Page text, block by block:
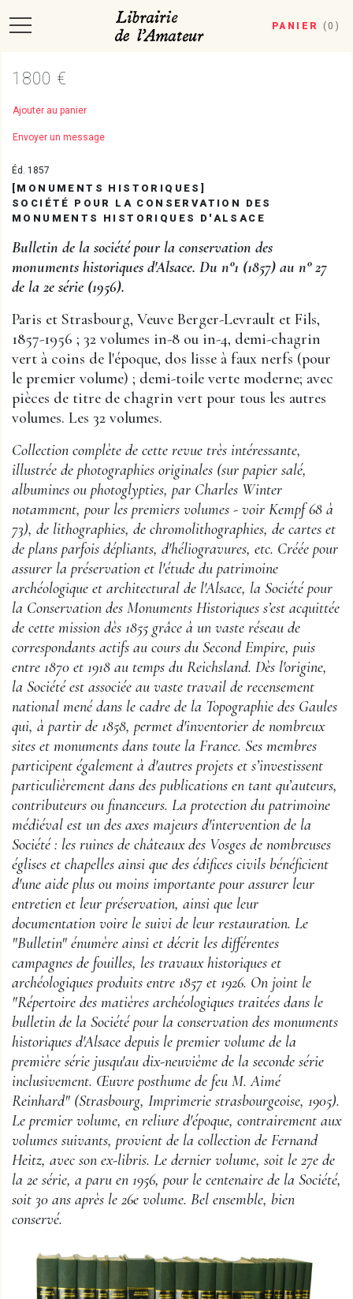
PANIER ( 0 )
1800 €
Ajouter au panier
Envoyer un message
Éd. 1857
[MONUMENTS HISTORIQUES]
SOCIÉTÉ POUR LA CONSERVATION DES
MONUMENTS HISTORIQUES D'ALSACE
Bulletin de la société pour la conservation des
monuments historiques d'Alsace. Du n°1 (1857) au n° 27
de la 2e série (1956).
Paris et Strasbourg, Veuve Berger-Levrault et Fils,
1857-1956 ; 32 volumes in-8 ou in-4, demi-chagrin
vert à coins de l'époque, dos lisse à faux nerfs (pour
le premier volume) ; demi-toile verte moderne; avec
pièces de titre de chagrin vert pour tous les autres
volumes. Les 32 volumes.
Collection complète de cette revue très intéressante,
illustrée de photographies originales (sur papier salé,
albumines ou photoglypties, par Charles Winter
notamment, pour les premiers volumes - voir Kempf 68 à
73), de lithographies, de chromolithographies, de cartes et
de plans parfois dépliants, d'héliogravures, etc. Créée pour
assurer la préservation et l'étude du patrimoine
archéologique et architectural de l'Alsace, la Société pour
la Conservation des Monuments Historiques s’est acquittée
de cette mission dès 1855 grâce à un vaste réseau de
correspondants actifs au cours du Second Empire, puis
entre 1870 et 1918 au temps du Reichsland. Dès l'origine,
la Société est associée au vaste travail de recensement
national mené dans le cadre de la Topographie des Gaules
qui, à partir de 1858, permet d'inventorier de nombreux
sites et monuments dans toute la France. Ses membres
participent également à d'autres projets et s’investissent
particulièrement dans des publications en tant qu’auteurs,
contributeurs ou financeurs. La protection du patrimoine
médiéval est un des axes majeurs d'intervention de la
Société : les ruines de châteaux des Vosges de nombreuses
églises et chapelles ainsi que des édifices civils bénéficient
d'une aide plus ou moins importante pour assurer leur
entretien et leur préservation, ainsi que leur
documentation voire le suivi de leur restauration. Le
"Bulletin" énumère ainsi et décrit les différentes
campagnes de fouilles, les travaux historiques et
archéologiques produits entre 1857 et 1926. On joint le
"Répertoire des matières archéologiques traitées dans le
bulletin de la Société pour la conservation des monuments
historiques d'Alsace depuis le premier volume de la
première série jusqu'au dix-neuvième de la seconde série
inclusivement. Œuvre posthume de feu M. Aimé
Reinhard" (Strasbourg, Imprimerie strasbourgeoise, 1905).
Le premier volume, en reliure d'époque, contrairement aux
volumes suivants, provient de la collection de Fernand
Heitz, avec son ex-libris. Le dernier volume, soit le 27e de
la 2e série, a paru en 1956, pour le centenaire de la Société,
soit 30 ans après le 26e volume. Bel ensemble, bien
conservé.